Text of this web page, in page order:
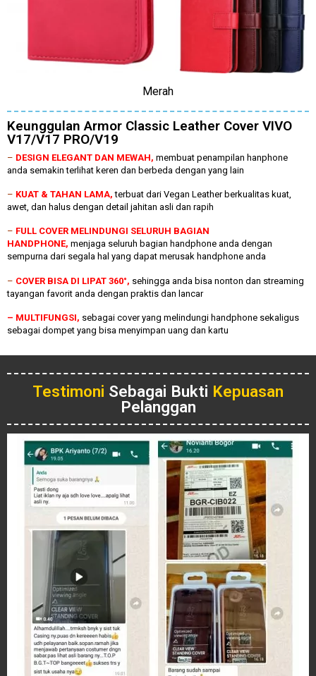
Merah
Keunggulan Armor Classic Leather Cover VIVO
V17/V17 PRO/V19
– DESIGN ELEGANT DAN MEWAH, membuat penampilan hanphone
anda semakin terlihat keren dan berbeda dengan yang lain
– KUAT & TAHAN LAMA,terbuat dari Vegan Leather berkualitas kuat,
awet, dan halus dengan detail jahitan asli dan rapih
– FULL COVER MELINDUNGI SELURUH BAGIAN
HANDPHONE, menjaga seluruh bagian handphone anda dengan
sempurna dari segala hal yang dapat merusak handphone anda
– COVER BISA DI LIPAT 360°, sehingga anda bisa nonton dan streaming
tayangan favorit anda dengan praktis dan lancar
– MULTIFUNGSI, sebagai cover yang melindungi handphone sekaligus
sebagai dompet yang bisa menyimpan uang dan kartu
Testimoni Sebagai Bukti Kepuasan
Pelanggan